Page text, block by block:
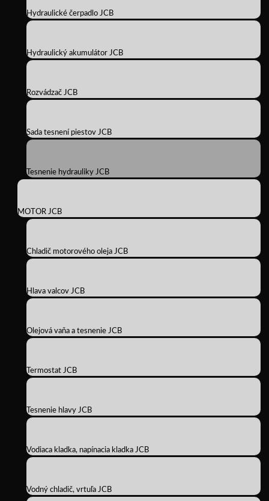
Hydraulické čerpadlo JCB
Hydraulický akumulátor JCB
Rozvádzač JCB
Sada tesnení piestov JCB
Tesnenie hydrauliky JCB
MOTOR JCB
Chladič motorového oleja JCB
Hlava valcov JCB
Olejová vaňa a tesnenie JCB
Termostat JCB
Tesnenie hlavy JCB
Vodiaca kladka, napínacia kladka JCB
Vodný chladič, vrtuľa JCB